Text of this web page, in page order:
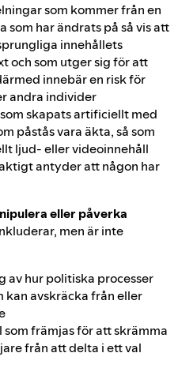
som kommer från en
som har ändrats på så vis att
innehållets
och som utger sig för att
innebär en risk för
andra individer
skapats artificiellt med
påstås vara äkta, så som
ljud‑ eller videoinnehåll
antyder att någon har
eller påverka
men är inte
hur politiska processer
kan avskräcka från eller
främjas för att skrämma
från att delta i ett val